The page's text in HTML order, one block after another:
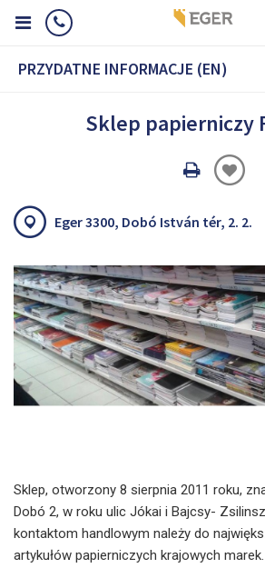
PRZYDATNE INFORMACJE (EN)
Sklep papierniczy
Oldal
Eger 3300, Dobó István tér, 2. 2.
Sklep, otworzony 8 sierpnia 2011 roku,
Dobó 2, w roku ulic Jókai i Bajcsy-
kontaktom handlowym należy do
artykułów papierniczych krajowych marek.